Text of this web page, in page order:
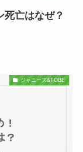
死亡はなぜ？
ジャニーズ&TOBE